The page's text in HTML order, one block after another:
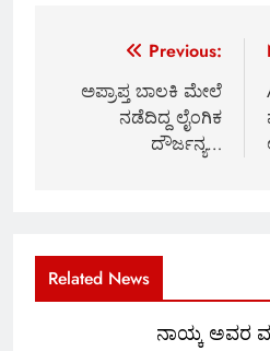
navigation
Previous:
ಅಪ್ರಾಪ್ತ ಬಾಲಕಿ ಮೇಲೆ
ನಡೆದಿದ್ದ ಲೈಂಗಿಕ
ದೌರ್ಜನ್ಯ…
Related News
ನಾಯ್ಕ ಅವರ